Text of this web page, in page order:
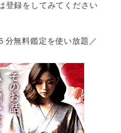
登録をしてみてください
分無料鑑定を使い放題／